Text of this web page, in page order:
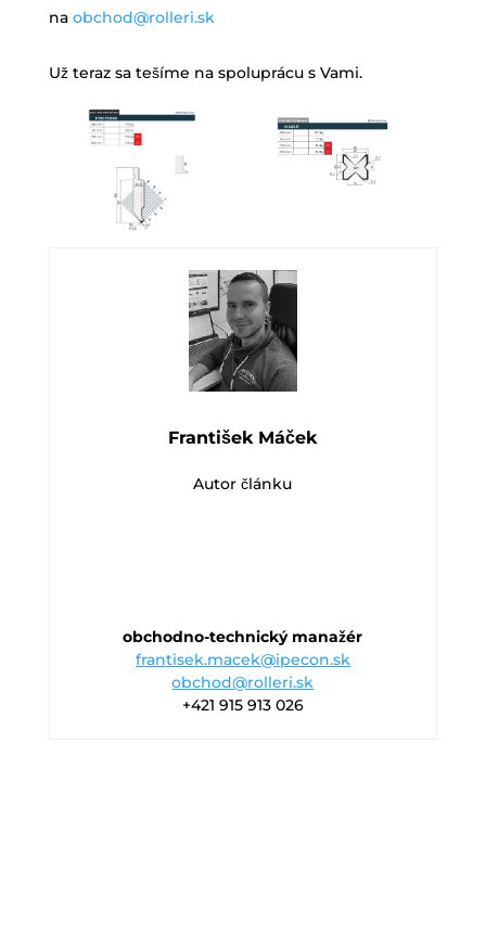
na obchod@rolleri.sk
Už teraz sa tešíme na spoluprácu s Vami.
František Máček
Autor článku
obchodno-technický manažér
frantisek.macek@ipecon.sk
obchod@rolleri.sk
+421 915 913 026